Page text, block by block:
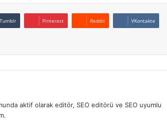
Tumblr Pinterest Reddit VKontakte
aktif olarak editör, SEO editörü ve SEO uyumlu